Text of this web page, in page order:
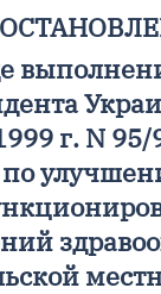
г. N
по